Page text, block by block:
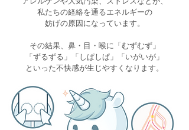
私たちの経絡を通るエネルギーの
妨げの原因になっています。
その結果、鼻・目・喉に「むずむず」
「ずるずる」「しぱしぱ」「いがいが」
といった不快感が生じやすくなります。